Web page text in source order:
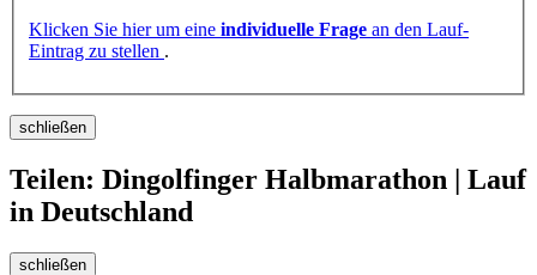
Klicken Sie hier um eine individuelle Frage an den Lauf-
Eintrag zu stellen .
schließen
Teilen: Dingolfinger Halbmarathon | Lauf
in Deutschland
schließen